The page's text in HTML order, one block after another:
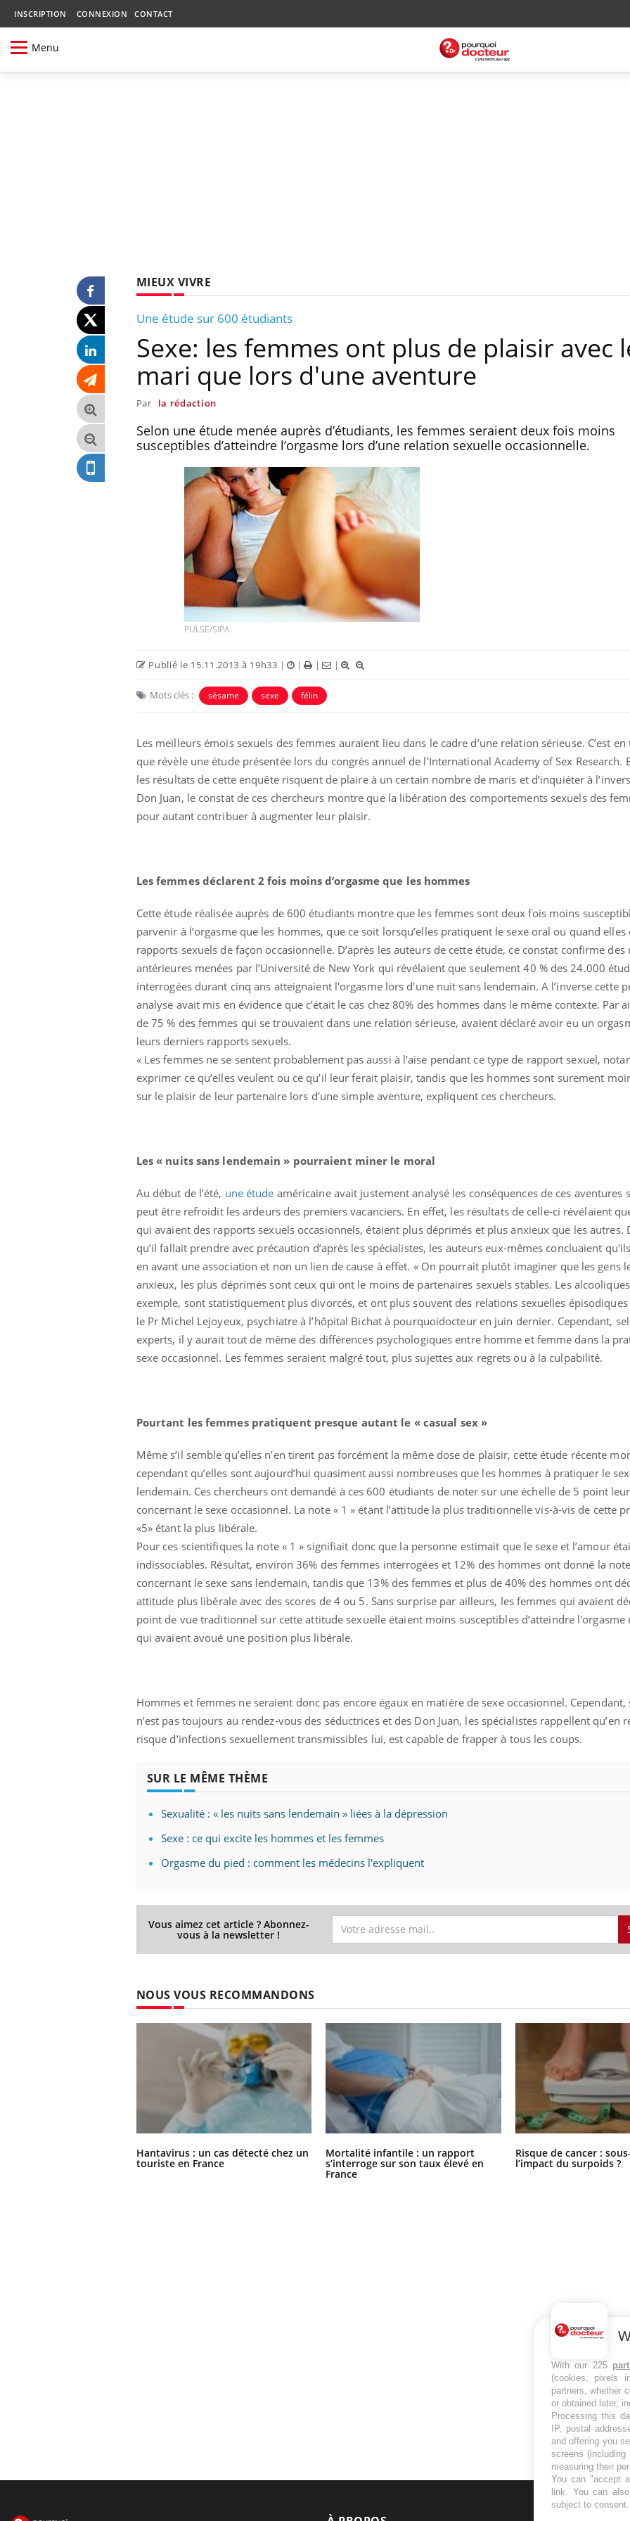
INSCRIPTION CONNEXION CONTACT
Menu
MIEUX VIVRE
Une étude sur 600 étudiants
Sexe: les femmes ont plus de plaisir avec
mari que lors d'une aventure
Par la rédaction
Selon une étude menée auprès d’étudiants, les femmes seraient deux fois moins
susceptibles d’atteindre l’orgasme lors d’une relation sexuelle occasionnelle.
PULSE/SIPA
Publié le 15.11.2013 à 19h33 | | | |
Mots clés : sésame sexe félin
Les meilleurs émois sexuels des femmes auraient lieu dans le cadre d’une relation sérieuse. C’est en
que révèle une étude présentée lors du congrès annuel de l’International Academy of Sex Research.
les résultats de cette enquête risquent de plaire à un certain nombre de maris et d’inquiéter à
Don Juan, le constat de ces chercheurs montre que la libération des comportements sexuels des
pour autant contribuer à augmenter leur plaisir.
Les femmes déclarent 2 fois moins d’orgasme que les hommes
Cette étude réalisée auprès de 600 étudiants montre que les femmes sont deux fois moins
parvenir à l’orgasme que les hommes, que ce soit lorsqu’elles pratiquent le sexe oral ou quand elles
rapports sexuels de façon occasionnelle. D’après les auteurs de cette étude, ce constat confirme des
antérieures menées par l’Université de New York qui révélaient que seulement 40 % des 24.000
interrogées durant cinq ans atteignaient l'orgasme lors d'une nuit sans lendemain. A l’inverse cette
analyse avait mis en évidence que c’était le cas chez 80% des hommes dans le même contexte. Par
de 75 % des femmes qui se trouvaient dans une relation sérieuse, avaient déclaré avoir eu un
leurs derniers rapports sexuels.
« Les femmes ne se sentent probablement pas aussi à l'aise pendant ce type de rapport sexuel,
exprimer ce qu’elles veulent ou ce qu’il leur ferait plaisir, tandis que les hommes sont surement
sur le plaisir de leur partenaire lors d’une simple aventure, expliquent ces chercheurs.
Les « nuits sans lendemain » pourraient miner le moral
Au début de l’été, une étude américaine avait justement analysé les conséquences de ces aventures
peut être refroidit les ardeurs des premiers vacanciers. En effet, les résultats de celle-ci révélaient
qui avaient des rapports sexuels occasionnels, étaient plus déprimés et plus anxieux que les autres.
qu’il fallait prendre avec précaution d’après les spécialistes, les auteurs eux-mêmes concluaient
en avant une association et non un lien de cause à effet. « On pourrait plutôt imaginer que les gens
anxieux, les plus déprimés sont ceux qui ont le moins de partenaires sexuels stables. Les
exemple, sont statistiquement plus divorcés, et ont plus souvent des relations sexuelles
le Pr Michel Lejoyeux, psychiatre à l’hôpital Bichat à pourquoidocteur en juin dernier. Cependant,
experts, il y aurait tout de même des différences psychologiques entre homme et femme dans la
sexe occasionnel. Les femmes seraient malgré tout, plus sujettes aux regrets ou à la culpabilité.
Pourtant les femmes pratiquent presque autant le « casual sex »
Même s’il semble qu’elles n’en tirent pas forcément la même dose de plaisir, cette étude récente
cependant qu’elles sont aujourd’hui quasiment aussi nombreuses que les hommes à pratiquer le
lendemain. Ces chercheurs ont demandé à ces 600 étudiants de noter sur une échelle de 5 point
concernant le sexe occasionnel. La note « 1 » étant l’attitude la plus traditionnelle vis-à-vis de cette
«5» étant la plus libérale.
Pour ces scientifiques la note « 1 » signifiait donc que la personne estimait que le sexe et l’amour
indissociables. Résultat, environ 36% des femmes interrogées et 12% des hommes ont donné la
concernant le sexe sans lendemain, tandis que 13% des femmes et plus de 40% des hommes ont
attitude plus libérale avec des scores de 4 ou 5. Sans surprise par ailleurs, les femmes qui avaient
point de vue traditionnel sur cette attitude sexuelle étaient moins susceptibles d’atteindre l'orgasme
qui avaient avoué une position plus libérale.
Hommes et femmes ne seraient donc pas encore égaux en matière de sexe occasionnel. Cependant,
n’est pas toujours au rendez-vous des séductrices et des Don Juan, les spécialistes rappellent qu’en
risque d’infections sexuellement transmissibles lui, est capable de frapper à tous les coups.
SUR LE MÊME THÈME
Sexualité : « les nuits sans lendemain » liées à la dépression
Sexe : ce qui excite les hommes et les femmes
Orgasme du pied : comment les médecins l'expliquent
Vous aimez cet article ? Abonnez-
vous à la newsletter !
NOUS VOUS RECOMMANDONS
Hantavirus : un cas détecté chez un
touriste en France
Mortalité infantile : un rapport
s’interroge sur son taux élevé en
France
Risque de cancer :
l’impact du surpoids ?
Comment oublier les
écrans en vacances ?
empiète de plus en plus
Cancer colorectal : une
stratégie simple aurait
changé la donne au Pays
basque
Chikungunya, dengue,
West Nile : que se passe-t-
Cytomégalovirus : ce qui
change dans la prise en
charge des femmes
enceintes
La
dormir
gâche-
jours
Insuline & Charge mentale : et si on
reste entourée d'idées reçues chez les
patients comme parfois chez les soignants.
Youtube
Eczéma Chronique des Mains : se
rythme de vie ! Vacances, plage, piscine,
soleil, activités en plein air… Nos mains sont
Youtube
Diabète & Ramadan
With our 225
(cookies, pixels
partners, whether
or obtained later,
Processing this
IP, postal
and offering you
screens
measuring their
You can "accept
link. You can
subject to